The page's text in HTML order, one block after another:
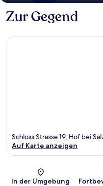
Zur Gegend
Schloss Strasse 19, Hof bei
Auf Karte anzeigen
In der Umgebung